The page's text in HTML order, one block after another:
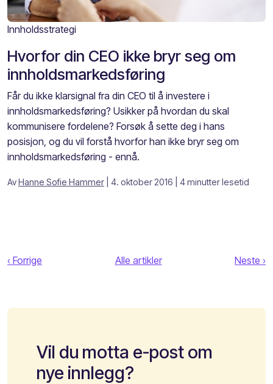
Innholdsstrategi
Hvorfor din CEO ikke bryr seg om
innholdsmarkedsføring
Får du ikke klarsignal fra din CEO til å investere i
innholdsmarkedsføring? Usikker på hvordan du skal
kommunisere fordelene? Forsøk å sette deg i hans
posisjon, og du vil forstå hvorfor han ikke bryr seg om
innholdsmarkedsføring - ennå.
AvHanne Sofie Hammer | 4. oktober 2016 | 4 minutter lesetid
‹ Forrige Alle artikler Neste ›
Vil du motta e-post om
nye innlegg?